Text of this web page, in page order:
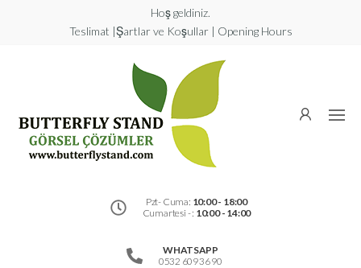
Hoş geldiniz.
Teslimat |Şartlar ve Koşullar | Opening Hours
Görsel
Pzt- Cuma: 10:00 - 18:00
Cumartesi - : 10:00 - 14:00
WHATSAPP
0532 609 36 90